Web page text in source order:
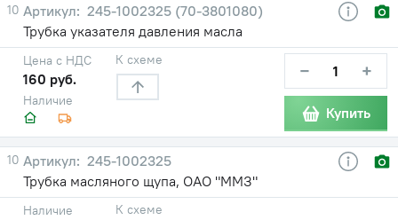
10
245-1002325 (70-3801080)
Трубка указателя давления масла
Наличие
Цена с НДС
160 руб.
К схеме − +
Купить
10
245-1002325
Трубка масляного щупа, ОАО "ММЗ"
Наличие
К схеме